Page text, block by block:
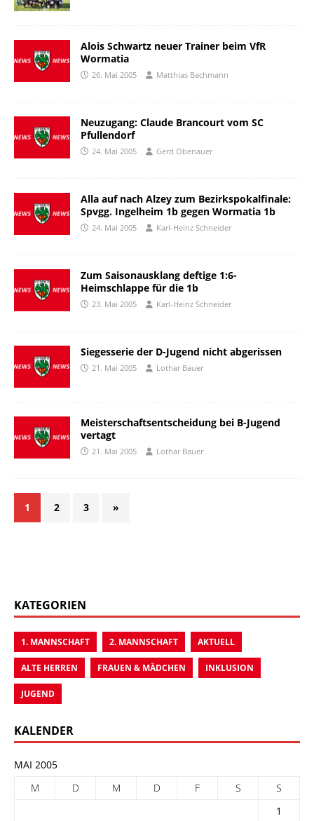
Alois Schwartz neuer Trainer beim VfR
Wormatia
26. Mai 2005 Matthias Bachmann
Neuzugang: Claude Brancourt vom SC
Pfullendorf
24. Mai 2005 Gerd Obenauer
Alla auf nach Alzey zum Bezirkspokalfinale:
Spvgg. Ingelheim 1b gegen Wormatia 1b
24. Mai 2005 Karl-Heinz Schneider
Zum Saisonausklang deftige 1:6-
Heimschlappe für die 1b
23. Mai 2005 Karl-Heinz Schneider
Siegesserie der D-Jugend nicht abgerissen
21. Mai 2005 Lothar Bauer
Meisterschaftsentscheidung bei B-Jugend
vertagt
21. Mai 2005 Lothar Bauer
1 2 3 »
KATEGORIEN
1. MANNSCHAFT 2. MANNSCHAFT AKTUELL
ALTE HERREN FRAUEN & MÄDCHEN INKLUSION
JUGEND
KALENDER
MAI 2005
M
D M D F S
S
1